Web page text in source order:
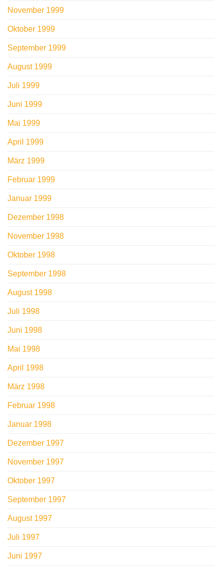
November 1999
Oktober 1999
September 1999
August 1999
Juli 1999
Juni 1999
Mai 1999
April 1999
März 1999
Februar 1999
Januar 1999
Dezember 1998
November 1998
Oktober 1998
September 1998
August 1998
Juli 1998
Juni 1998
Mai 1998
April 1998
März 1998
Februar 1998
Januar 1998
Dezember 1997
November 1997
Oktober 1997
September 1997
August 1997
Juli 1997
Juni 1997